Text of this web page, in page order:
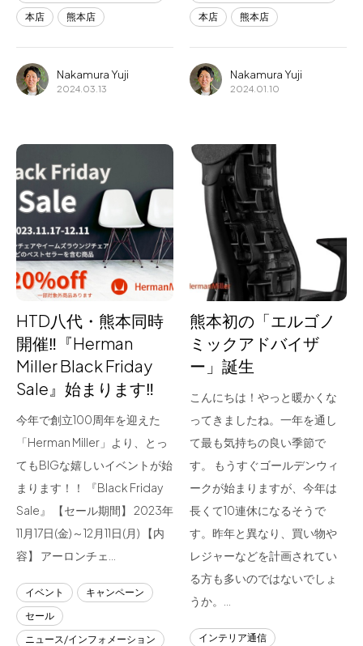
本店
熊本店
Nakamura Yuji
2024.03.13
本店
熊本店
Nakamura Yuji
2024.01.10
HTD八代・熊本同時
開催‼『Herman
Miller Black Friday
Sale』始まります‼
今年で創立100周年を迎えた
「Herman Miller」より、とっ
てもBIGな嬉しいイベントが始
まります！！ 『Black Friday
Sale』 【セール期間】 2023年
11月17日(金)～12月11日(月) 【内
容】 アーロンチェ…
イベント
キャンペーン
セール
ニュース/インフォメーション
熊本初の「エルゴノ
ミックアドバイザ
ー」誕生
こんにちは！やっと暖かくな
ってきましたね。一年を通し
て最も気持ちの良い季節で
す。 もうすぐゴールデンウィ
ークが始まりますが、今年は
長くて10連休になるそうで
す。昨年と異なり、買い物や
レジャーなどを計画されてい
る方も多いのではないでしょ
うか。…
インテリア通信